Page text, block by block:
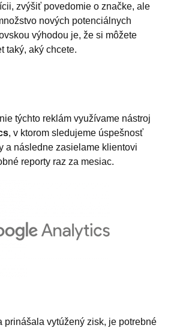
zvýšiť povedomie o značke, ale
nových potenciálnych
výhodou je, že si môžete
taký, aký chcete.
týchto reklám využívame nástroj
, v ktorom sledujeme úspešnosť
a následne zasielame klientovi
reporty raz za mesiac.
prinášala vytúžený zisk, je potrebné